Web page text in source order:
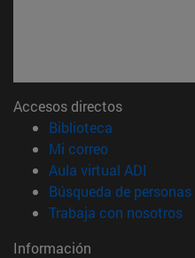
Accesos directos
Biblioteca
Mi correo(abre en
Aula virtual ADI
Búsqueda de personas
Trabaja con nosotros
Información